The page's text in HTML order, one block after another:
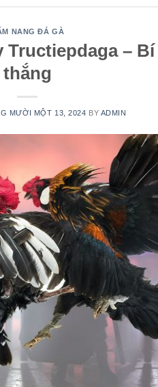
NANG ĐÁ GÀ
Tructiepdaga –
thắng
MƯỜI MỘT 13, 2024 BY ADMIN